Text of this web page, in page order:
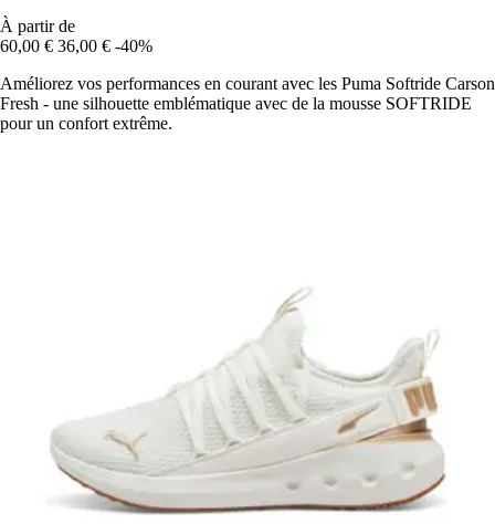
À partir de
60,00 € 36,00 € -40%
Améliorez vos performances en courant avec les Puma Softride Carson
Fresh - une silhouette emblématique avec de la mousse SOFTRIDE
pour un confort extrême.